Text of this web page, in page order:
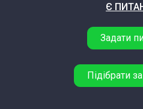
Є
Задати
Підібрати